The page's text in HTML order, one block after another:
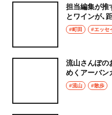
担当編集が推
とワインが、
飯diary】
#町田 #エッセ
流山さんぽの
めくアーバン
#流山 #散歩